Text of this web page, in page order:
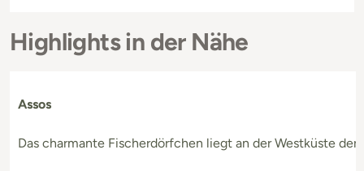
Highlights in der Nähe
Assos
Das charmante Fischerdörfchen liegt an der Westküste